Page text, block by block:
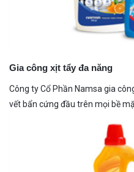
Gia công xịt tẩy đa năng
Công ty Cổ Phần Namsa gia
vết bẩn cứng đầu trên mọi bề